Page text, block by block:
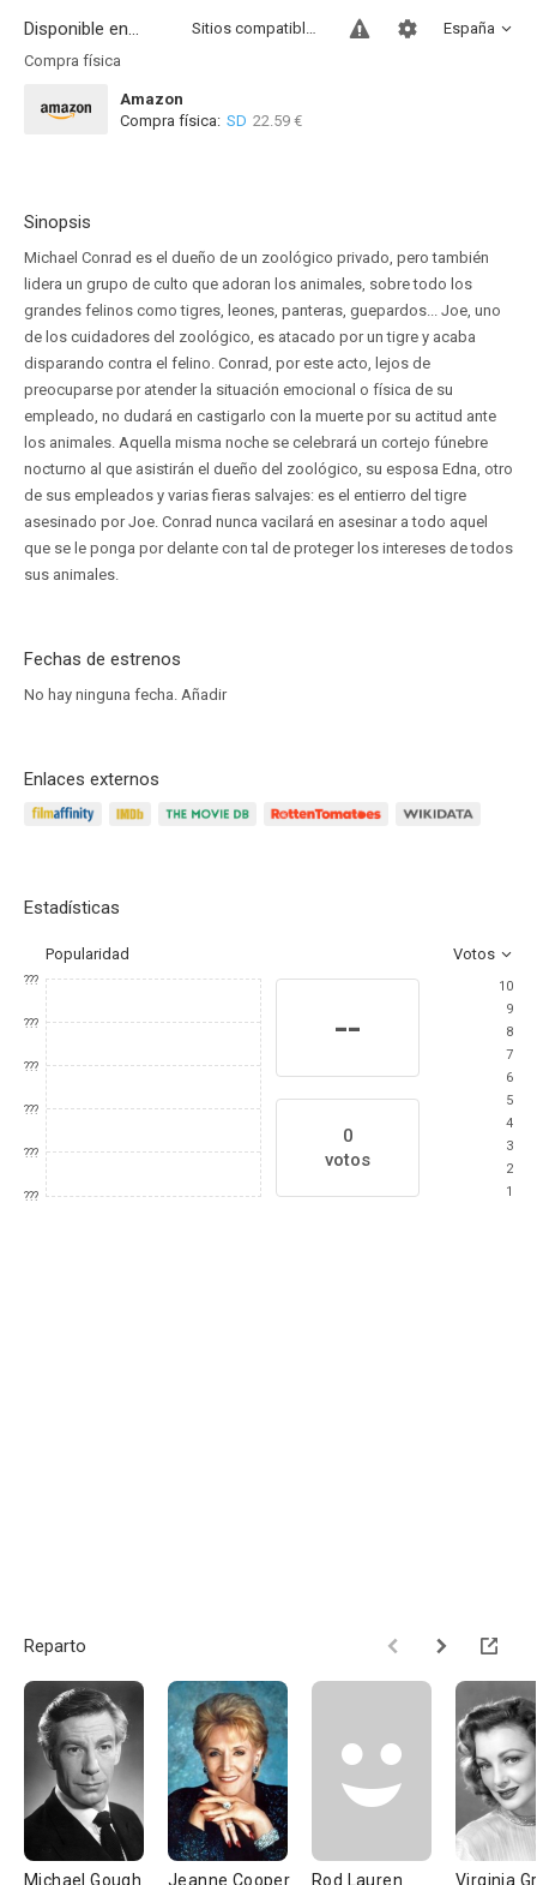
Disponible en... España
Sitios compatibles
Compra física
Amazon
Compra física: SD 22.59 €
Sinopsis
Michael Conrad es el dueño de un zoológico privado, pero también
lidera un grupo de culto que adoran los animales, sobre todo los
grandes felinos como tigres, leones, panteras, guepardos... Joe, uno
de los cuidadores del zoológico, es atacado por un tigre y acaba
disparando contra el felino. Conrad, por este acto, lejos de
preocuparse por atender la situación emocional o física de su
empleado, no dudará en castigarlo con la muerte por su actitud ante
los animales. Aquella misma noche se celebrará un cortejo fúnebre
nocturno al que asistirán el dueño del zoológico, su esposa Edna, otro
de sus empleados y varias fieras salvajes: es el entierro del tigre
asesinado por Joe. Conrad nunca vacilará en asesinar a todo aquel
que se le ponga por delante con tal de proteger los intereses de todos
sus animales.
Fechas de estrenos
No hay ninguna fecha. Añadir
Enlaces externos
Estadísticas
Popularidad Votos
???
???
???
???
???
???
--
0
votos
10
9
8
7
6
5
4
3
2
1
Reparto
Michael Gough Jeanne Cooper Rod Lauren Virginia